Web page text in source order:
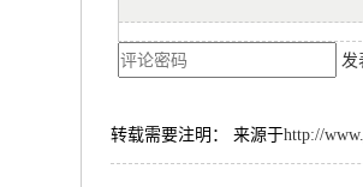
发
转载需要注明： 来源于http://